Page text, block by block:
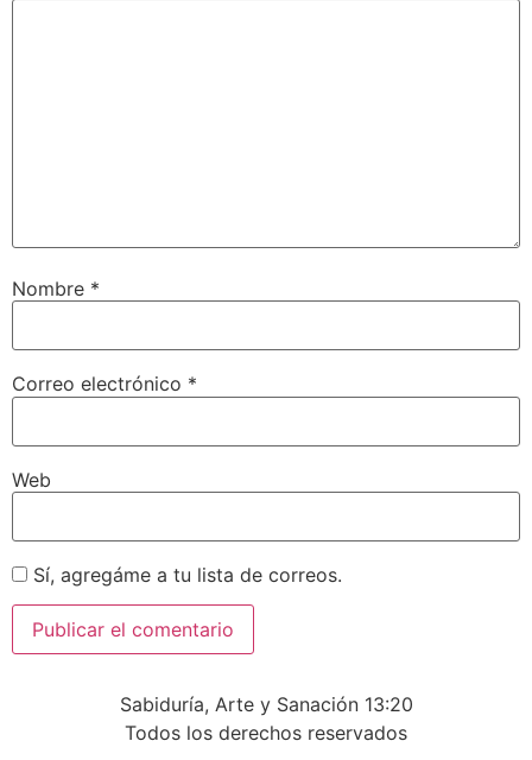
Nombre *
Correo electrónico *
Web
Sí, agregáme a tu lista de correos.
Sabiduría, Arte y Sanación 13:20
Todos los derechos reservados